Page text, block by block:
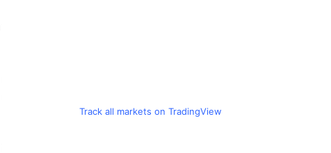
Track all markets on TradingView